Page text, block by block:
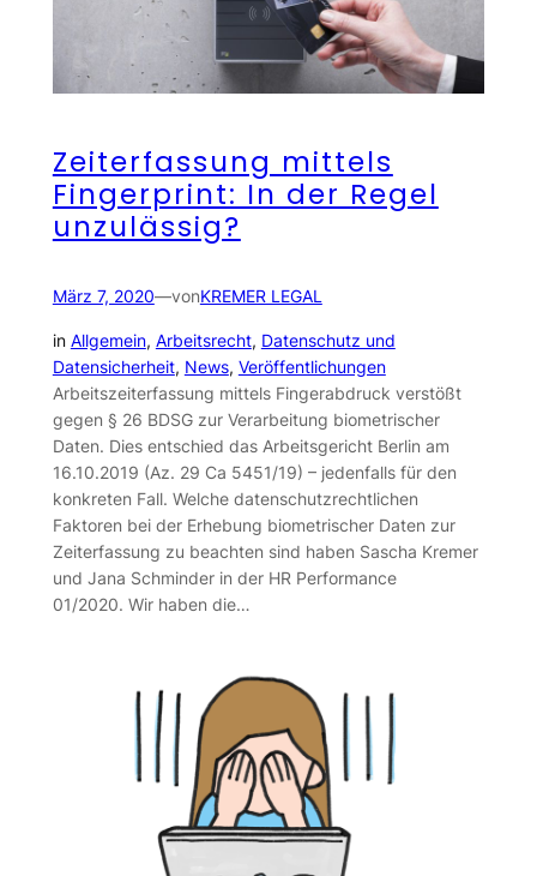
Zeiterfassung mittels
Fingerprint: In der Regel
unzulässig?
März 7, 2020—vonKREMER LEGAL
in Allgemein, Arbeitsrecht, Datenschutz und
Datensicherheit, News, Veröffentlichungen
Arbeitszeiterfassung mittels Fingerabdruck verstößt
gegen § 26 BDSG zur Verarbeitung biometrischer
Daten. Dies entschied das Arbeitsgericht Berlin am
16.10.2019 (Az. 29 Ca 5451/19) – jedenfalls für den
konkreten Fall. Welche datenschutzrechtlichen
Faktoren bei der Erhebung biometrischer Daten zur
Zeiterfassung zu beachten sind haben Sascha Kremer
und Jana Schminder in der HR Performance
01/2020. Wir haben die…